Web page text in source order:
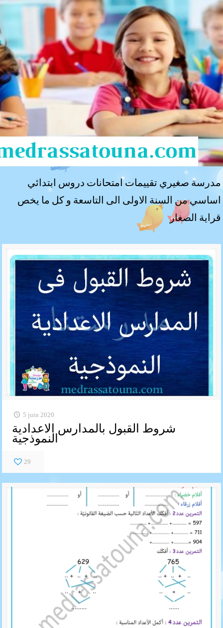
مدرسة صغيري تقييمات امتحانات دروس ابتدائي
اساسي من السنة الاولى الى التاسعة و كل ما يخص
قراية الصغار
5 juin 2020
شروط القبول بالمدارس الاعدادية
النموذجية
29